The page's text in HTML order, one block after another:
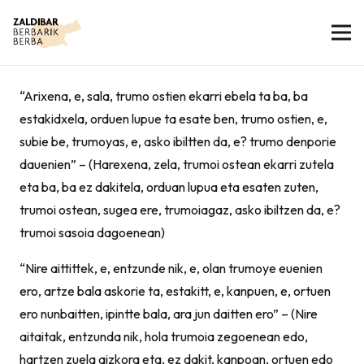
“Arixena, e, sala, trumo ostien ekarri ebela ta ba, ba
estakidxela, orduen lupue ta esate ben, trumo ostien, e,
subie be, trumoyas, e, asko ibiltten da, e? trumo denporie
dauenien” – (Harexena, zela, trumoi ostean ekarri zutela
eta ba, ba ez dakitela, orduan lupua eta esaten zuten,
trumoi ostean, sugea ere, trumoiagaz, asko ibiltzen da, e?
trumoi sasoia dagoenean)
“Nire aittittek, e, entzunde nik, e, olan trumoye euenien
ero, artze bala askorie ta, estakitt, e, kanpuen, e, ortuen
ero nunbaitten, ipintte bala, ara jun daitten ero” – (Nire
aitaitak, entzunda nik, hola trumoia zegoenean edo,
hartzen zuela aizkora eta, ez dakit, kanpoan, ortuen edo